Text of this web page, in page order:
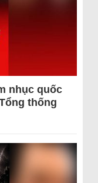
nhục quốc
thống